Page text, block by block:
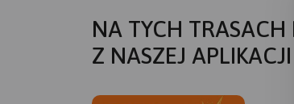
NA TYCH TRASACH
Z NASZEJ APLIKACJI